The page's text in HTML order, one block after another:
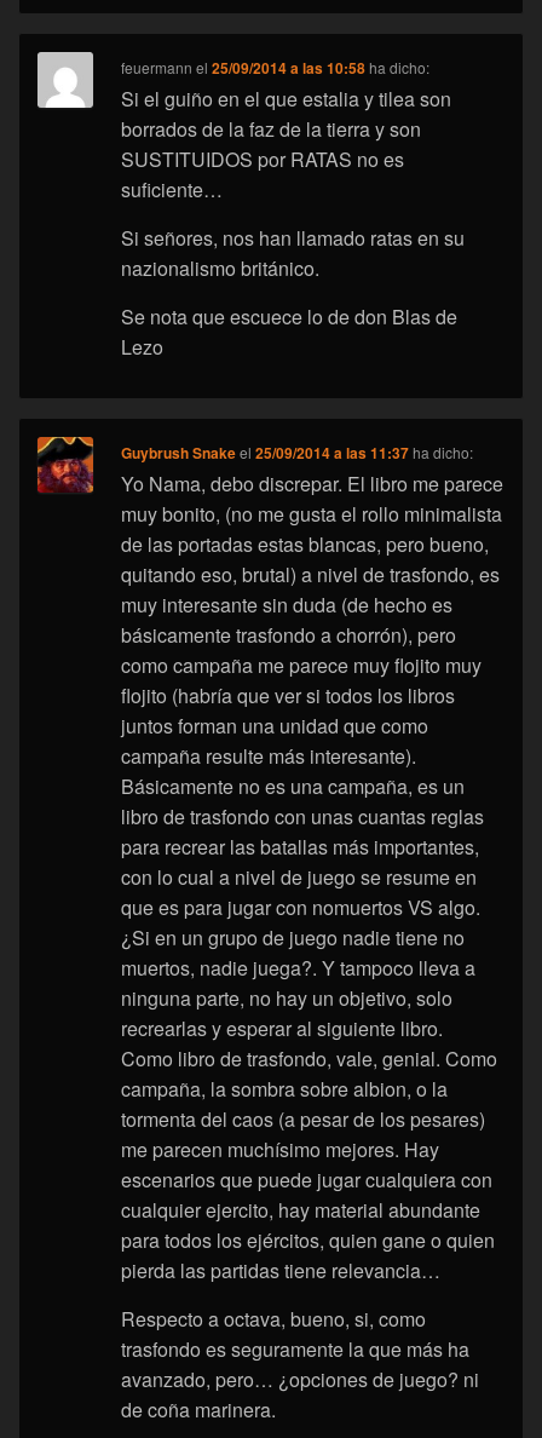
feuermann el25/09/2014 a las 10:58 ha dicho:
Si el guiño en el que estalia y tilea son
borrados de la faz de la tierra y son
SUSTITUIDOS por RATAS no es
suficiente…
Si señores, nos han llamado ratas en su
nazionalismo británico.
Se nota que escuece lo de don Blas de
Lezo
Guybrush Snakeel25/09/2014 a las 11:37 ha dicho:
Yo Nama, debo discrepar. El libro me parece
muy bonito, (no me gusta el rollo minimalista
de las portadas estas blancas, pero bueno,
quitando eso, brutal) a nivel de trasfondo, es
muy interesante sin duda (de hecho es
básicamente trasfondo a chorrón), pero
como campaña me parece muy flojito muy
flojito (habría que ver si todos los libros
juntos forman una unidad que como
campaña resulte más interesante).
Básicamente no es una campaña, es un
libro de trasfondo con unas cuantas reglas
para recrear las batallas más importantes,
con lo cual a nivel de juego se resume en
que es para jugar con nomuertos VS algo.
¿Si en un grupo de juego nadie tiene no
muertos, nadie juega?. Y tampoco lleva a
ninguna parte, no hay un objetivo, solo
recrearlas y esperar al siguiente libro.
Como libro de trasfondo, vale, genial. Como
campaña, la sombra sobre albion, o la
tormenta del caos (a pesar de los pesares)
me parecen muchísimo mejores. Hay
escenarios que puede jugar cualquiera con
cualquier ejercito, hay material abundante
para todos los ejércitos, quien gane o quien
pierda las partidas tiene relevancia…
Respecto a octava, bueno, si, como
trasfondo es seguramente la que más ha
avanzado, pero… ¿opciones de juego? ni
de coña marinera.